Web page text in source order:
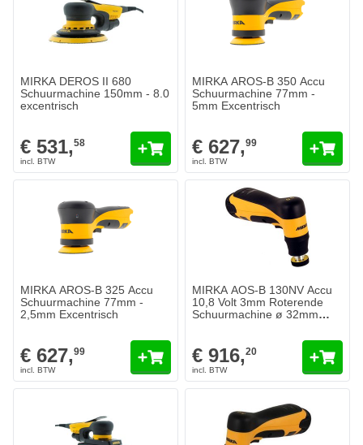
MIRKA DEROS II 680
Schuurmachine 150mm - 8.0
excentrisch
€ 531,58
MIRKA AROS-B 350 Accu
Schuurmachine 77mm -
5mm Excentrisch
€ 627,99
MIRKA AROS-B 325 Accu
Schuurmachine 77mm -
2,5mm Excentrisch
€ 627,99
MIRKA AOS-B 130NV Accu
10,8 Volt 3mm Roterende
Schuurmachine ø 32mm
€ 916,20